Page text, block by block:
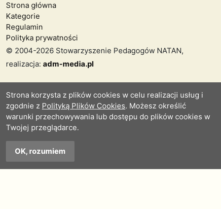
Strona główna
Kategorie
Regulamin
Polityka prywatności
© 2004-2026 Stowarzyszenie Pedagogów NATAN,
realizacja: adm-media.pl
Strona korzysta z plików cookies w celu realizacji usług i
zgodnie z Polityką Plików Cookies. Możesz określić
warunki przechowywania lub dostępu do plików cookies w
Twojej przeglądarce.
OK, rozumiem